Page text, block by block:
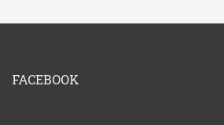
FACEBOOK